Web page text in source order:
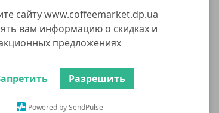
сайту www.coffeemarket.dp.ua
вам информацию о скидках и
предложениях
Разрешить
Powered by SendPulse